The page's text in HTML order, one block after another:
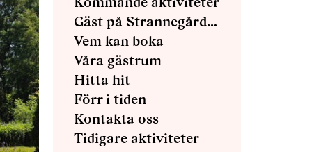
Gäst på Strannegården
Vem kan boka
Våra gästrum
Hitta hit
Förr i tiden
Kontakta oss
Tidigare aktiviteter